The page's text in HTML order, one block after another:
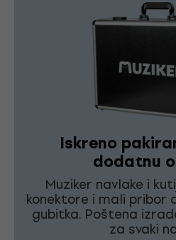
Iskreno
dodatnu
Muziker navlake i
konektore i mali pribor
gubitka. Poštena
za svaki